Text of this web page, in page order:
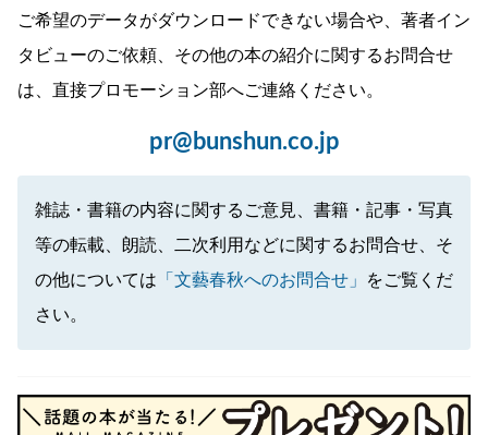
ご希望のデータがダウンロードできない場合や、著者イン
タビューのご依頼、その他の本の紹介に関するお問合せ
は、直接プロモーション部へご連絡ください。
pr@bunshun.co.jp
雑誌・書籍の内容に関するご意見、書籍・記事・写真
等の転載、朗読、二次利用などに関するお問合せ、そ
の他については 「文藝春秋へのお問合せ」
をご覧くだ
さい。